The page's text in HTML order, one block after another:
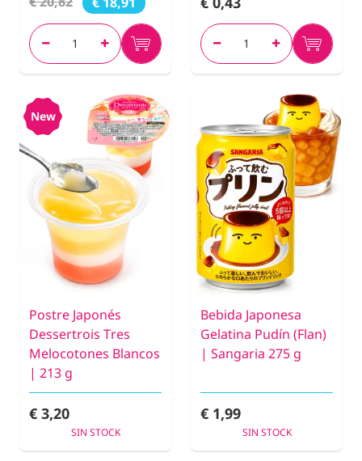
New
Postre Japonés
Dessertrois Tres
Melocotones Blancos
| 213 g
€ 3,20
SIN STOCK
Bebida Japonesa
Gelatina Pudín (Flan)
| Sangaria 275 g
€ 1,99
SIN STOCK